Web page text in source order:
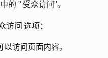
的 " 受众访问"。
访问 选项 ：
访问页面内容。